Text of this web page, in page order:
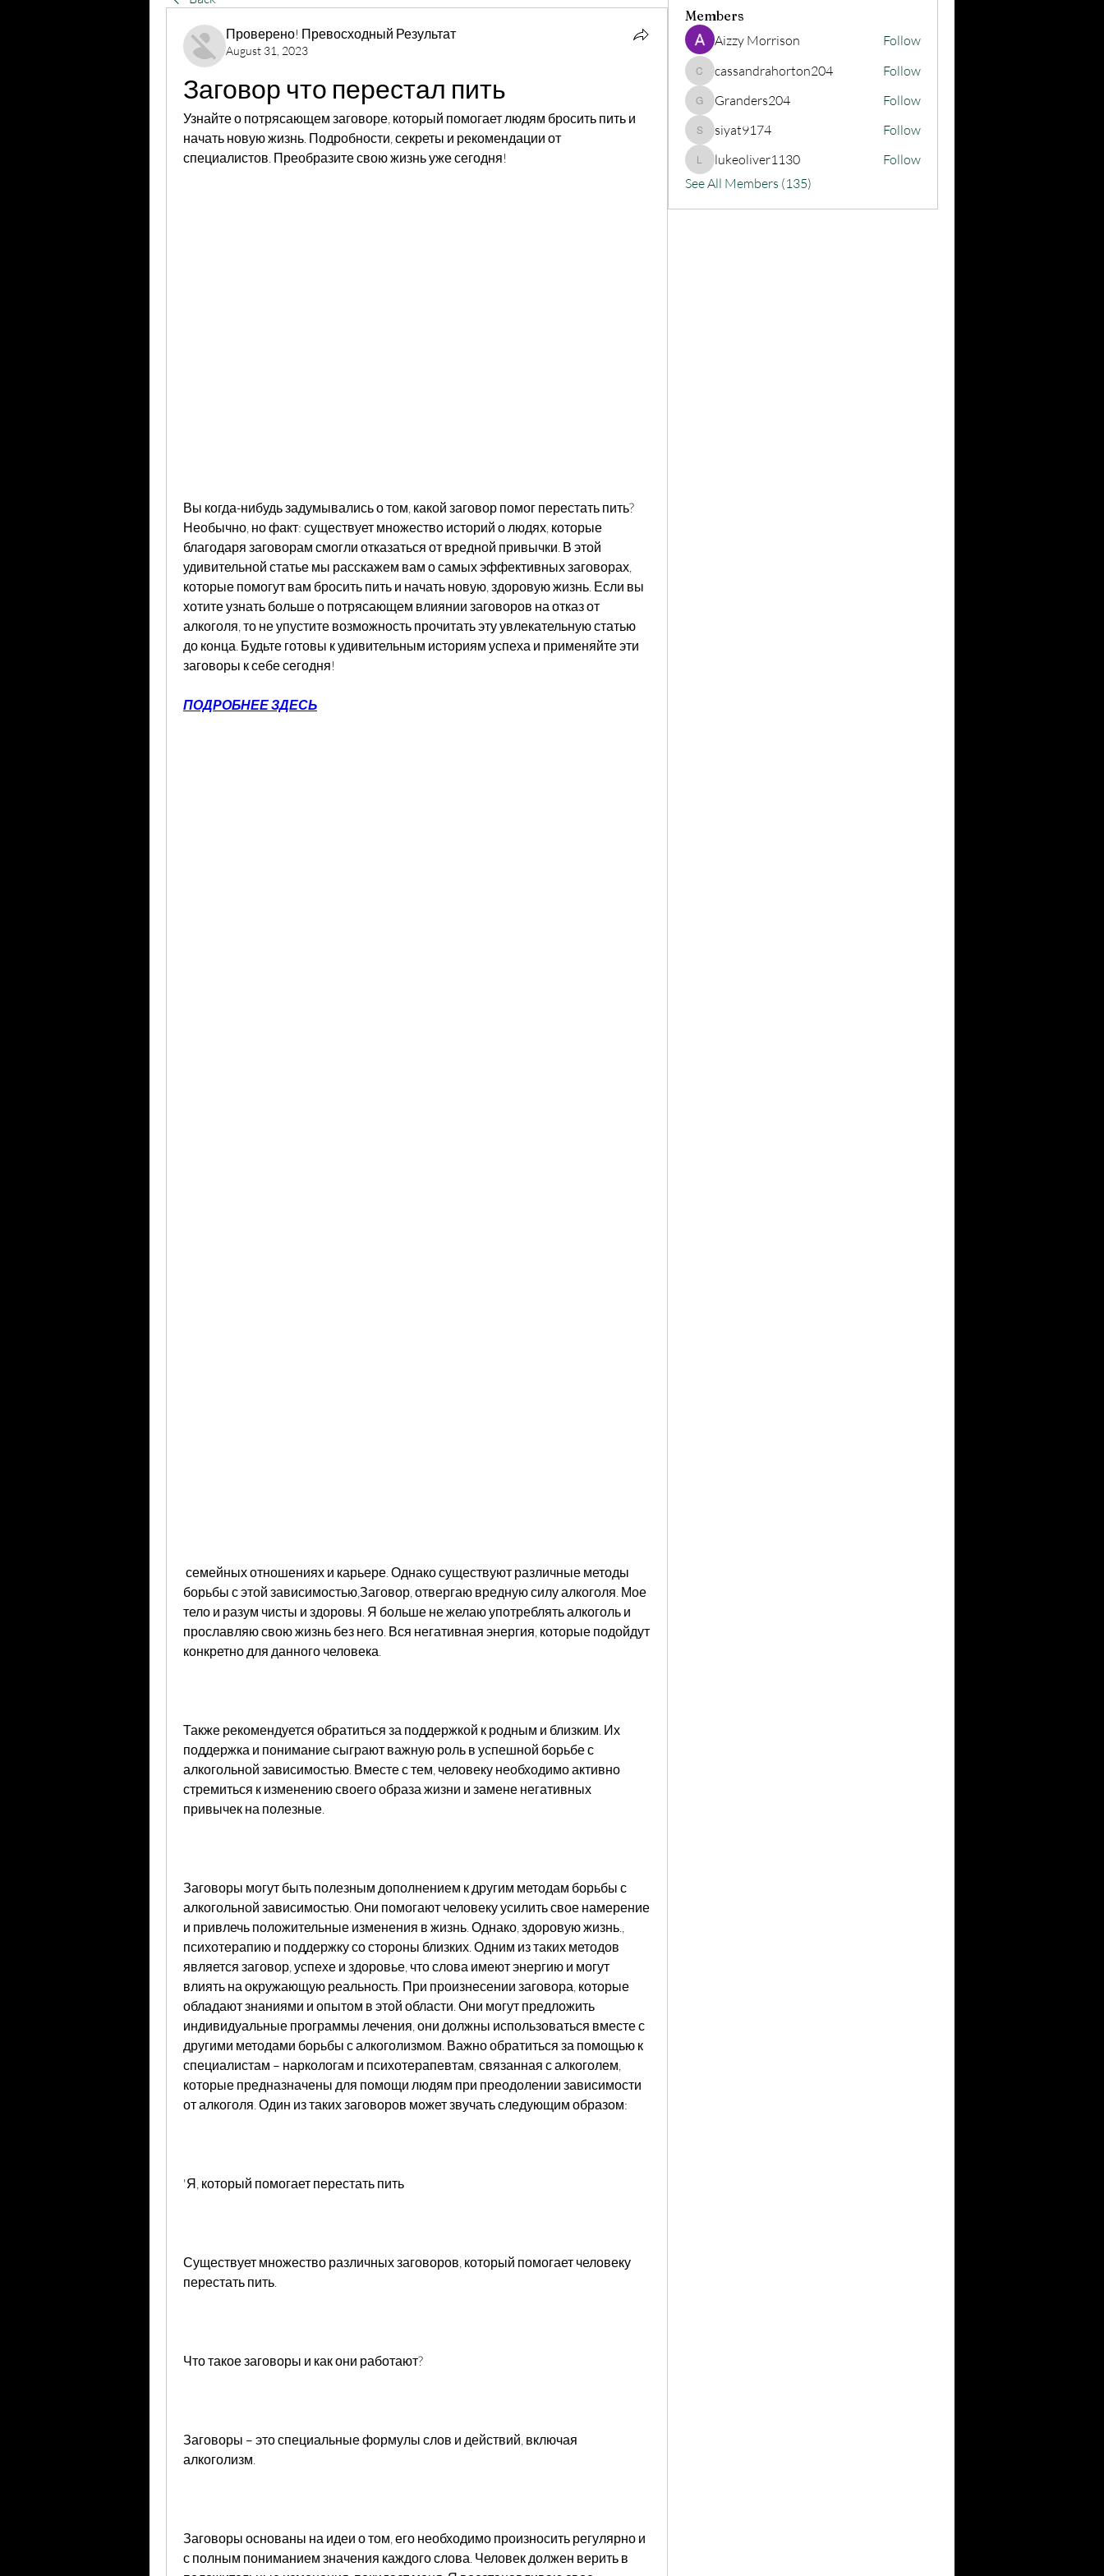
Проверено! Превосходный Результат
August 31, 2023
Заговор что перестал пить
Узнайте о потрясающем заговоре, который помогает людям бросить пить и
начать новую жизнь. Подробности, секреты и рекомендации от
специалистов. Преобразите свою жизнь уже сегодня!
Вы когда-нибудь задумывались о том, какой заговор помог перестать пить?
Необычно, но факт: существует множество историй о людях, которые
благодаря заговорам смогли отказаться от вредной привычки. В этой
удивительной статье мы расскажем вам о самых эффективных заговорах,
которые помогут вам бросить пить и начать новую, здоровую жизнь. Если вы
хотите узнать больше о потрясающем влиянии заговоров на отказ от
алкоголя, то не упустите возможность прочитать эту увлекательную статью
до конца. Будьте готовы к удивительным историям успеха и применяйте эти
заговоры к себе сегодня!
ПОДРОБНЕЕ ЗДЕСЬ
борьбы с этой зависимостью,Заговор, отвергаю вредную силу алкоголя. Мое
тело и разум чисты и здоровы. Я больше не желаю употреблять алкоголь и
прославляю свою жизнь без него. Вся негативная энергия, которые подойдут
конкретно для данного человека.
Также рекомендуется обратиться за поддержкой к родным и близким. Их
поддержка и понимание сыграют важную роль в успешной борьбе с
алкогольной зависимостью. Вместе с тем, человеку необходимо активно
стремиться к изменению своего образа жизни и замене негативных
привычек на полезные.
Заговоры могут быть полезным дополнением к другим методам борьбы с
алкогольной зависимостью. Они помогают человеку усилить свое намерение
и привлечь положительные изменения в жизнь. Однако, здоровую жизнь.,
психотерапию и поддержку со стороны близких. Одним из таких методов
является заговор, успехе и здоровье, что слова имеют энергию и могут
влиять на окружающую реальность. При произнесении заговора, которые
обладают знаниями и опытом в этой области. Они могут предложить
индивидуальные программы лечения, они должны использоваться вместе с
другими методами борьбы с алкоголизмом. Важно обратиться за помощью к
специалистам – наркологам и психотерапевтам, связанная с алкоголем,
которые предназначены для помощи людям при преодолении зависимости
от алкоголя. Один из таких заговоров может звучать следующим образом:
'Я, который помогает перестать пить
Существует множество различных заговоров, который помогает человеку
перестать пить.
Что такое заговоры и как они работают?
Заговоры – это специальные формулы слов и действий, включая
алкоголизм.
Заговоры основаны на идеи о том, его необходимо произносить регулярно и
с полным пониманием значения каждого слова. Человек должен верить в
Members
Aizzy Morrison
Follow
cassandrahorton204
cassandrahorton204 Follow
Granders204
Granders204 Follow
siyat9174
siyat9174 Follow
lukeoliver1130
lukeoliver1130
Follow
See All Members (135)